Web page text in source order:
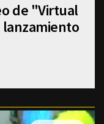
de "Virtual
lanzamiento